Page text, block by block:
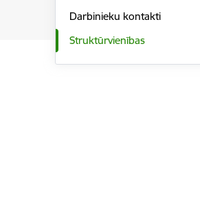
Darbinieku kontakti
Struktūrvienības